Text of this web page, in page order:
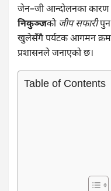
जेन–जी आन्दोलनका कारण
निकुञ्जको जीप सफारी
खुलेसँगै पर्यटक आगमन
प्रशासनले जनाएको छ।
Table of Contents